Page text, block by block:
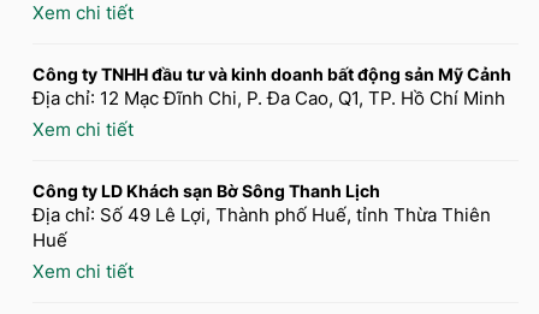
Xem chi tiết
Công ty TNHH đầu tư và kinh doanh bất động sản Mỹ Cảnh
Địa chỉ: 12 Mạc Đĩnh Chi, P. Đa Cao, Q1, TP. Hồ Chí Minh
Xem chi tiết
Công ty LD Khách sạn Bờ Sông Thanh Lịch
Địa chỉ: Số 49 Lê Lợi, Thành phố Huế, tỉnh Thừa Thiên
Huế
Xem chi tiết